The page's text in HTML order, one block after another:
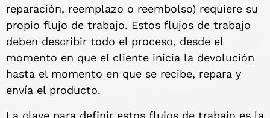
reparación, reemplazo o reembolso) requiere su
propio flujo de trabajo. Estos flujos de trabajo
deben describir todo el proceso, desde el
momento en que el cliente inicia la devolución
hasta el momento en que se recibe, repara y
envía el producto.
La clave para definir estos flujos de trabajo es la